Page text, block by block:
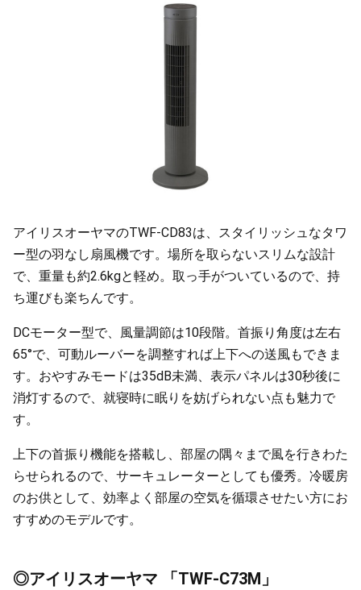
アイリスオーヤマのTWF-CD83は、スタイリッシュなタワ
ー型の羽なし扇風機です。場所を取らないスリムな設計
で、重量も約2.6kgと軽め。取っ手がついているので、持
ち運びも楽ちんです。
DCモーター型で、風量調節は10段階。首振り角度は左右
65°で、可動ルーバーを調整すれば上下への送風もできま
す。おやすみモードは35dB未満、表示パネルは30秒後に
消灯するので、就寝時に眠りを妨げられない点も魅力で
す。
上下の首振り機能を搭載し、部屋の隅々まで風を行きわた
らせられるので、サーキュレーターとしても優秀。冷暖房
のお供として、効率よく部屋の空気を循環させたい方にお
すすめのモデルです。
◎アイリスオーヤマ 「TWF-C73M」